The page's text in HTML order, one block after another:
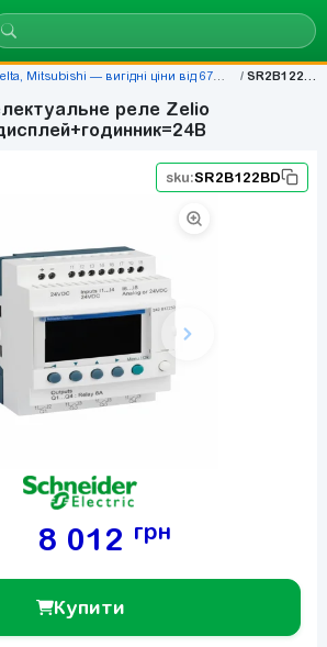
Mitsubishi — вигідні ціни від 677 грн SR2B122BD
реле Zelio
sku:SR2B122BD
8 012 грн
Купити